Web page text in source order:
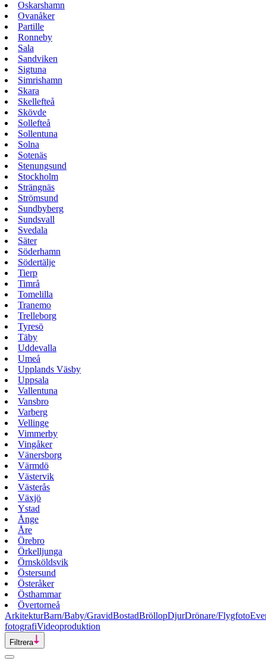
Oskarshamn
Ovanåker
Partille
Ronneby
Sala
Sandviken
Sigtuna
Simrishamn
Skara
Skellefteå
Skövde
Sollefteå
Sollentuna
Solna
Sotenäs
Stenungsund
Stockholm
Strängnäs
Strömsund
Sundbyberg
Sundsvall
Svedala
Säter
Söderhamn
Södertälje
Tierp
Timrå
Tomelilla
Tranemo
Trelleborg
Tyresö
Täby
Uddevalla
Umeå
Upplands Väsby
Uppsala
Vallentuna
Vansbro
Varberg
Vellinge
Vimmerby
Vingåker
Vänersborg
Värmdö
Västervik
Västerås
Växjö
Ystad
Ånge
Åre
Örebro
Örkelljunga
Örnsköldsvik
Östersund
Österåker
Östhammar
Övertorneå
ArkitekturBarn/Baby/GravidBostadBröllopDjurDrönare/Flygfoto
fotografiVideoproduktion
Filtrera